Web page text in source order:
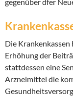
Die
Erhöhung der
stattdessen eine
Arzneimittel die